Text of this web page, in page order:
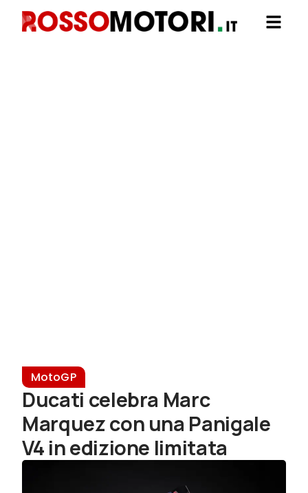
MotoGP
Ducati celebra Marc
Marquez con una Panigale
V4 in edizione limitata